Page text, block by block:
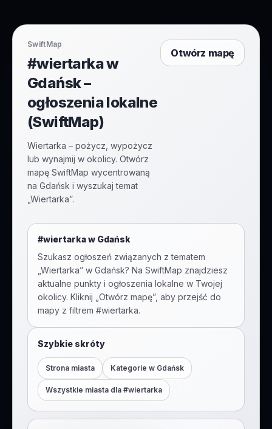
SwiftMap
#wiertarka w
Gdańsk –
ogłoszenia lokalne
(SwiftMap)
Wiertarka – pożycz, wypożycz
lub wynajmij w okolicy. Otwórz
mapę SwiftMap wycentrowaną
na Gdańsk i wyszukaj temat
„Wiertarka”.
Otwórz mapę
#wiertarkaw Gdańsk
Szukasz ogłoszeń związanych z tematem
Wiertarka” w Gdańsk? Na SwiftMap znajdziesz
aktualne punkty i ogłoszenia lokalne w Twojej
okolicy. Kliknij „Otwórz mapę”, aby przejść do
mapy z filtrem #wiertarka.
Szybkie skróty
Strona miasta Kategorie w Gdańsk
Wszystkie miasta dla #wiertarka